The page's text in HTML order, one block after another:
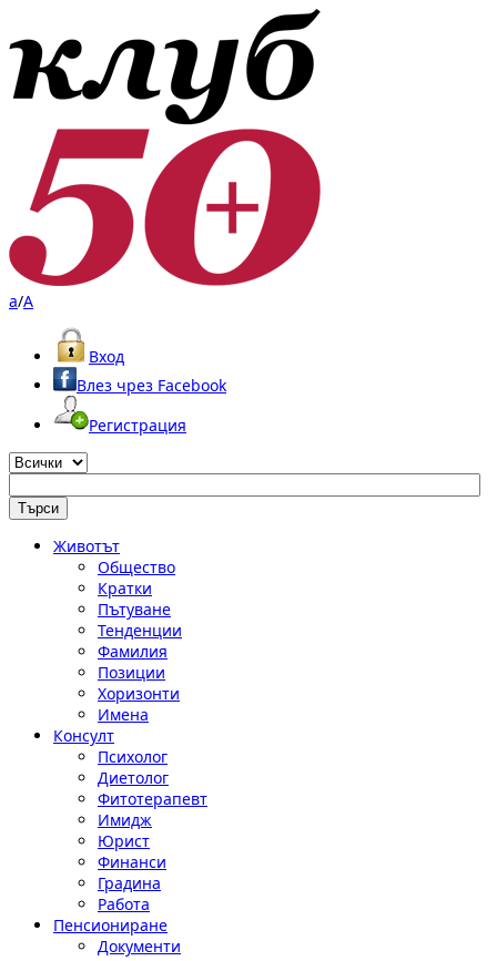
a/A
Вход
Влез чрез Facebook
Регистрация
Животът
Общество
Кратки
Пътуване
Тенденции
Фамилия
Позиции
Хоризонти
Имена
Консулт
Психолог
Диетолог
Фитотерапевт
Имидж
Юрист
Финанси
Градина
Работа
Пенсиониране
Документи